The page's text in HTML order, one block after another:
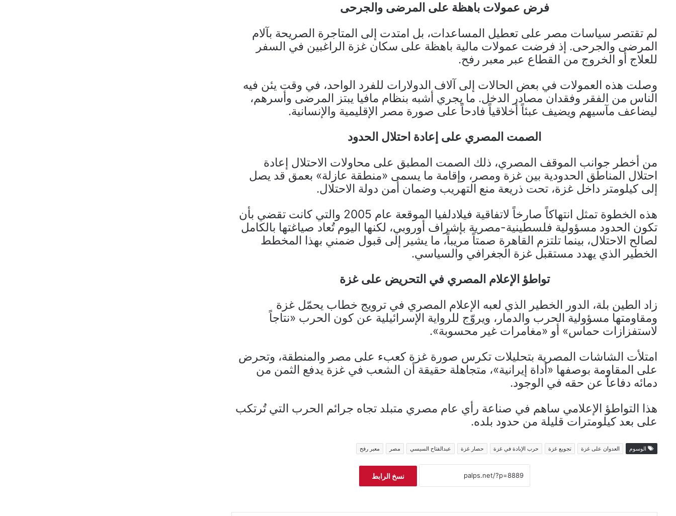
فرض عمولات باهظة على المرضى والجرحى
لم تقتصر سياسات مصر على تعطيل المساعدات، بل امتدت إلى المتاجرة الصريحة بآلام
المرضى والجرحى. إذ فرضت عمولات مالية باهظة على سكان غزة الراغبين في السفر
للعلاج أو الخروج من القطاع عبر معبر رفح.
وصلت هذه العمولات في بعض الحالات إلى آلاف الدولارات للفرد الواحد، في وقت يئن فيه
الناس من الفقر وفقدان مصادر الدخل. ما يجري أشبه بنظام مافيا يبتز المرضى وأسرهم،
ليضاعف مآسيهم ويضيف عبئاً أخلاقياً فادحاً على صورة مصر الإقليمية والإنسانية.
الصمت المصري على إعادة احتلال الحدود
من أخطر جوانب الموقف المصري، ذلك الصمت المطبق على محاولات الاحتلال إعادة
احتلال المناطق الحدودية بين غزة ومصر، وإقامة ما يسمى «منطقة عازلة» بعمق قد يصل
إلى كيلومتر داخل غزة، تحت ذريعة منع التهريب وضمان أمن دولة الاحتلال.
هذه الخطوة تمثل انتهاكاً صارخاً لاتفاقية فيلادلفيا الموقعة عام 2005 والتي كانت تقضي بأن
تكون الحدود مسؤولية فلسطينية-مصرية بإشراف أوروبي، لكنها اليوم تُعاد صياغتها بالكامل
لصالح الاحتلال، بينما تلتزم القاهرة صمتاً مريباً، ما يشير إلى قبول ضمني بهذا المخطط
الخطير الذي يهدد مستقبل غزة الجغرافي والسياسي.
تواطؤ الإعلام المصري في التحريض على غزة
زاد الطين بلة، الدور الخطير الذي لعبه الإعلام المصري في ترويج خطاب يحمّل غزة
ومقاومتها مسؤولية الحرب والدمار، ويروّج للرواية الإسرائيلية عن كون الحرب «نتاجاً
لاستفزازات حماس» أو «مغامرات غير محسوبة».
امتلأت الشاشات المصرية بتحليلات تكرس صورة غزة كعبء على مصر والمنطقة، وتحرض
على المقاومة بوصفها «أداة إيرانية»، متجاهلة حقيقة أن الشعب في غزة يدفع الثمن من
دمائه دفاعاً عن حقه في الوجود.
هذا التواطؤ الإعلامي ساهم في صناعة رأي عام مصري متبلد تجاه جرائم الحرب التي تُرتكب
على بعد كيلومترات قليلة من حدود بلده.
الوسوم العدوان على غزة تجويع غزة حرب الإبادة في غزة حصار غزة عبدالفتاح السيسي مصر معبر رفح
نسخ الرابط